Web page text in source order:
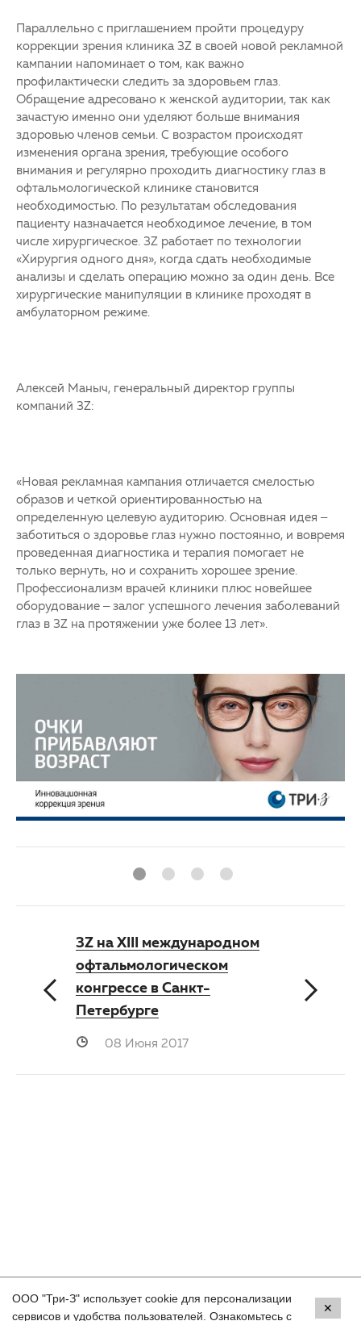
Параллельно с приглашением пройти процедуру
коррекции зрения клиника 3Z в своей новой рекламной
кампании напоминает о том, как важно
профилактически следить за здоровьем глаз.
Обращение адресовано к женской аудитории, так как
зачастую именно они уделяют больше внимания
здоровью членов семьи. С возрастом происходят
изменения органа зрения, требующие особого
внимания и регулярно проходить диагностику глаз в
офтальмологической клинике становится
необходимостью. По результатам обследования
пациенту назначается необходимое лечение, в том
числе хирургическое. 3Z работает по технологии
«Хирургия одного дня», когда сдать необходимые
анализы и сделать операцию можно за один день. Все
хирургические манипуляции в клинике проходят в
амбулаторном режиме.
Алексей Маныч, генеральный директор группы
компаний 3Z:
«Новая рекламная кампания отличается смелостью
образов и четкой ориентированностью на
определенную целевую аудиторию. Основная идея –
заботиться о здоровье глаз нужно постоянно, и вовремя
проведенная диагностика и терапия помогает не
только вернуть, но и сохранить хорошее зрение.
Профессионализм врачей клиники плюс новейшее
оборудование – залог успешного лечения заболеваний
глаз в 3Z на протяжении уже более 13 лет».
3Z на XIII международном
офтальмологическом
конгрессе в Санкт-
Петербурге
08 Июня 2017
Контакты
ООО "Три-З" использует cookie для персонализации
сервисов и удобства пользователей. Ознакомьтесь с
✕